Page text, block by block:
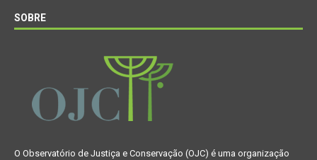
SOBRE
O Observatório de Justiça e Conservação (OJC) é uma organização